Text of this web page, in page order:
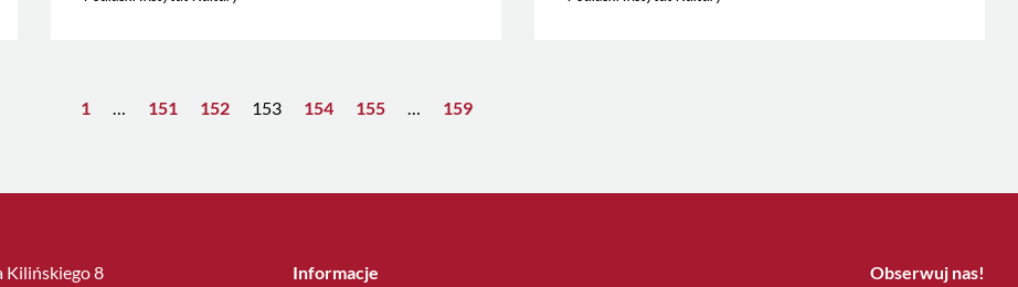
1 … 151 152 153 154 155 … 159
Kilińskiego 8
Informacje
Obserwuj nas!